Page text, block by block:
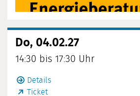
Do, 04.02.27
14:30 bis 17:30 Uhr
Details
Ticket